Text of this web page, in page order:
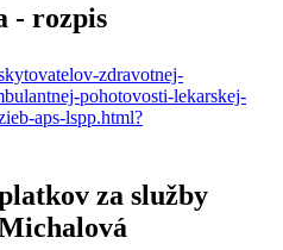
- rozpis
za služby